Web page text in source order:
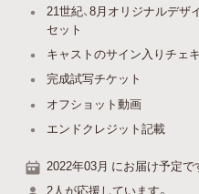
21世紀、8月オリジナルデザ
セット
キャストのサイン入りチェキ
完成試写チケット
オフショット動画
エンドクレジット記載
2022年03月 にお届け予定で
2人が応援しています。